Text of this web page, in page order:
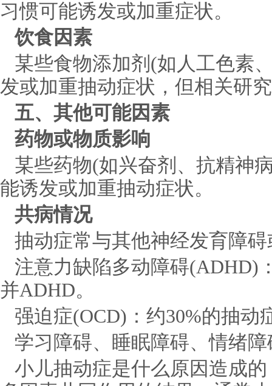
习惯可能诱发或加重症状。
饮食因素
某些食物添加剂(如人工色素
发或加重抽动症状，但相关研
五、其他可能因素
药物或物质影响
某些药物(如兴奋剂、抗精神
能诱发或加重抽动症状。
共病情况
抽动症常与其他神经发育障
注意力缺陷多动障碍(ADHD)
并ADHD。
强迫症(OCD)：约30%的抽动
学习障碍、睡眠障碍、情绪
小儿抽动症是什么原因造成